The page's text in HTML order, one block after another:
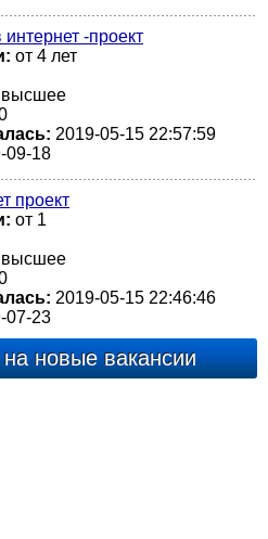
-проект
от 4 лет
высшее
2019-05-15 22:57:59
09-18
проект
от 1
высшее
2019-05-15 22:46:46
07-23
новые вакансии